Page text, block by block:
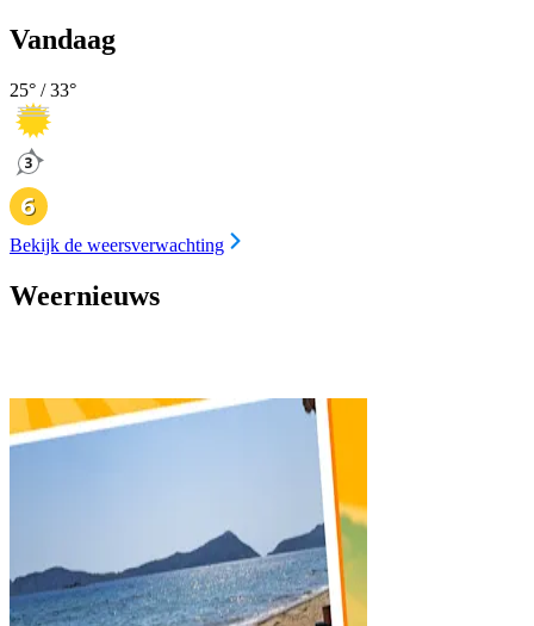
Vandaag
25° /33°
Bekijk de weersverwachting
Weernieuws